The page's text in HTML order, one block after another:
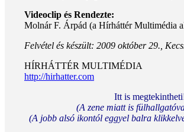
Videoclip és Rendezte:
Molnár F. Árpád (a Hírháttér Multimédia
Felvétel és készült: 2009 október 29.,
HÍRHÁTTÉR MULTIMÉDIA
http://hirhatter.com
Itt is
(A zene miatt is
(A jobb alsó ikontól eggyel balra